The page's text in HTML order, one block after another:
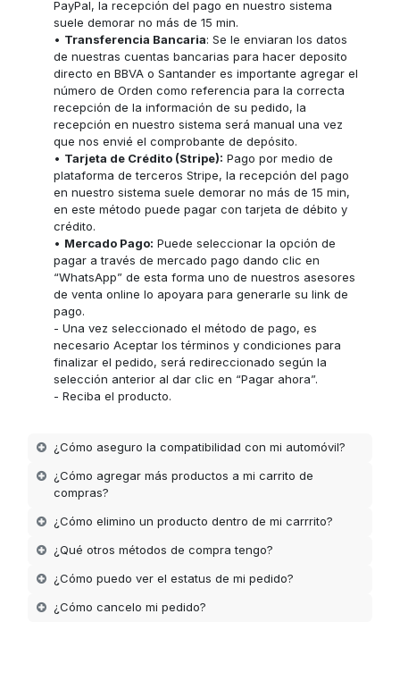
PayPal, la recepción del pago en nuestro sistema
suele demorar no más de 15 min.
• Transferencia Bancaria: Se le enviaran los datos
de nuestras cuentas bancarias para hacer deposito
directo en BBVA o Santander es importante agregar el
número de Orden como referencia para la correcta
recepción de la información de su pedido, la
recepción en nuestro sistema será manual una vez
que nos envié el comprobante de depósito.
• Tarjeta de Crédito (Stripe): Pago por medio de
plataforma de terceros Stripe, la recepción del pago
en nuestro sistema suele demorar no más de 15 min,
en este método puede pagar con tarjeta de débito y
crédito.
• Mercado Pago: Puede seleccionar la opción de
pagar a través de mercado pago dando clic en
“WhatsApp” de esta forma uno de nuestros asesores
de venta online lo apoyara para generarle su link de
pago.
- Una vez seleccionado el método de pago, es
necesario Aceptar los términos y condiciones para
finalizar el pedido, será redireccionado según la
selección anterior al dar clic en “Pagar ahora”.
- Reciba el producto.
¿Cómo aseguro la compatibilidad con mi automóvil?
¿Cómo agregar más productos a mi carrito de
compras?
¿Cómo elimino un producto dentro de mi carrrito?
¿Qué otros métodos de compra tengo?
¿Cómo puedo ver el estatus de mi pedido?
¿Cómo cancelo mi pedido?